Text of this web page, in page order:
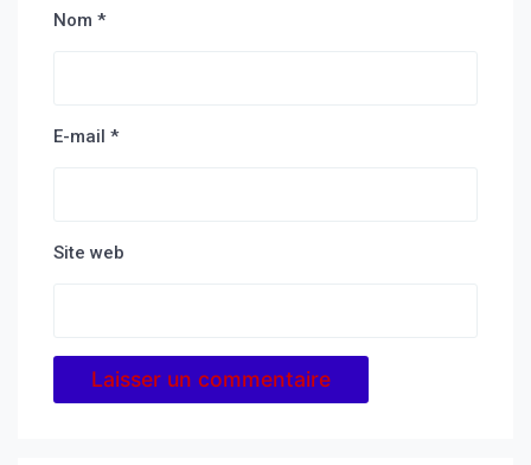
Nom *
E-mail *
Site web